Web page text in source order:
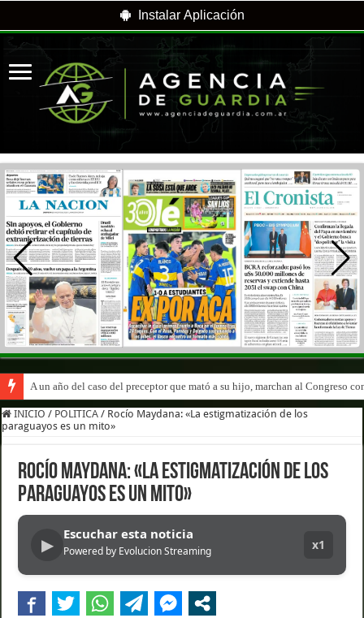
Instalar Aplicación
A un año del caso del preceptor que mató a su hijo, marchan al Congreso
INICIO / POLITICA / Rocío Maydana: «La estigmatización de los
paraguayos es un mito»
Rocío Maydana: «La estigmatización de los
paraguayos es un mito»
▶
Escuchar esta noticia
Powered by Evolucion Streaming x1